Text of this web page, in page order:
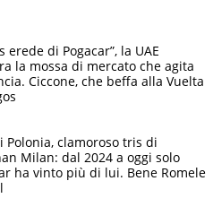
erede di Pogacar”, la UAE
la mossa di mercato che agita
Ciccone, che beffa alla Vuelta
Polonia, clamoroso tris di
Milan: dal 2024 a oggi solo
ha vinto più di lui. Bene Romele